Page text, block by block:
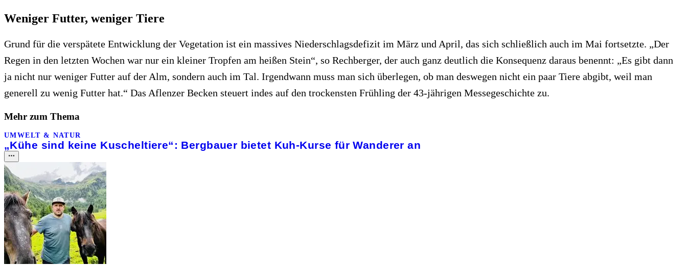
Weniger Futter, weniger Tiere
Grund für die verspätete Entwicklung der Vegetation ist ein massives Niederschlagsdefizit im März und April, das sich schließlich auch im Mai fortsetzte. „Der
Regen in den letzten Wochen war nur ein kleiner Tropfen am heißen Stein“, so Rechberger, der auch ganz deutlich die Konsequenz daraus benennt: „Es gibt dann
ja nicht nur weniger Futter auf der Alm, sondern auch im Tal. Irgendwann muss man sich überlegen, ob man deswegen nicht ein paar Tiere abgibt, weil man
generell zu wenig Futter hat.“ Das Aflenzer Becken steuert indes auf den trockensten Frühling der 43-jährigen Messegeschichte zu.
Mehr zum Thema
UMWELT & NATUR
„Kühe sind keine Kuscheltiere“: Bergbauer bietet Kuh-Kurse für Wanderer an